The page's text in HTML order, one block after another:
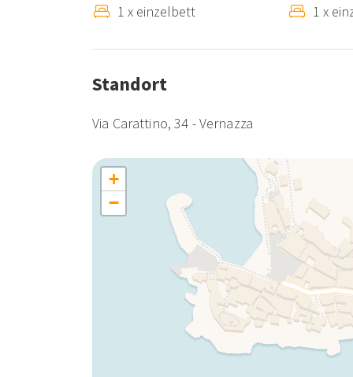
Kleine Familien:Geeignet für Familien mit
Hinweis:Nicht empfohlen für Familien mit
Unvergessliche Ausblicke:
Atemberaubende
verzaubern werden.
Erstklassige Lage:Im Herzen von Vernazza
Cinque Terre und den lokalen
Kreative Atmosphäre: Perfekt für Literatur-
Erleben Sie die Cinque Terre in der Refilea
1 x einzelbett
1 x
Standort
Via Carattino, 34 - Vernazza
+
−